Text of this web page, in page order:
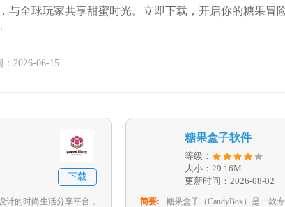
与全球玩家共享甜蜜时光。立即下载，开启你的糖果冒
：2026-06-15
下载
计的时尚生活分享平台，
糖果盒子软件
等级：
大小：29.16M
更新时间：2026-08-02
简要:
糖果盒子（CandyBox）是一款